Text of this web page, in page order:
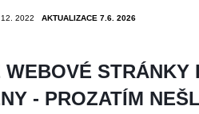
12. 2022 AKTUALIZACE 7.6. 2026
STRÁNKY
- PROZATÍM